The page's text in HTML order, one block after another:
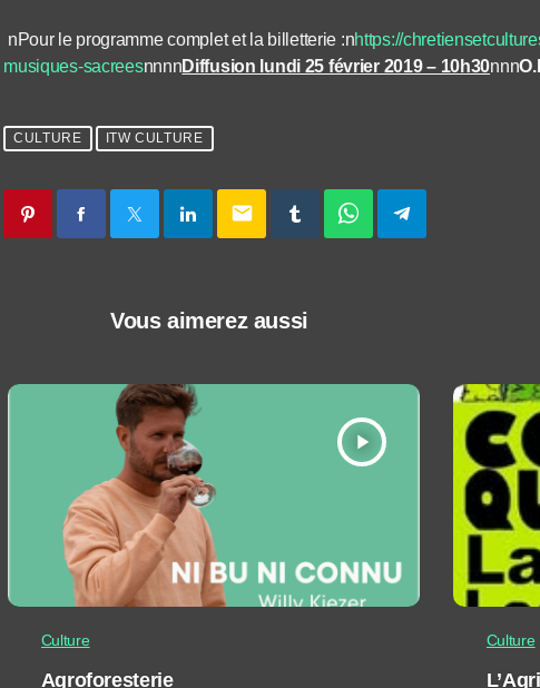
nPour le programme complet et la billetterie :nhttps://
musiques-sacreesnnnnDiffusion lundi 25 février 2019 – 10h30nnn
CULTURE ITW CULTURE
email
Vous aimerez aussi
play_arrow
Culture
Agroforesterie
Culture